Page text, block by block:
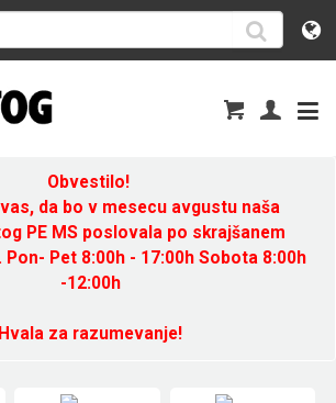
Obvestilo!
da bo v mesecu avgustu naša
PE MS poslovala po skrajšanem
Pet 8:00h - 17:00h Sobota 8:00h
-12:00h
Hvala za razumevanje!